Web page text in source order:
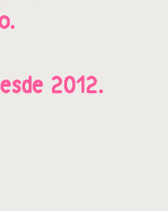
2012.